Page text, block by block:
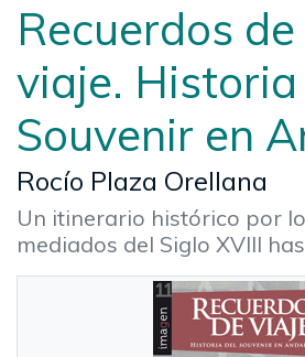
Recuerdos de
viaje. Historia
Souvenir en
Rocío Plaza Orellana
Un itinerario histórico por
mediados del Siglo XVIII